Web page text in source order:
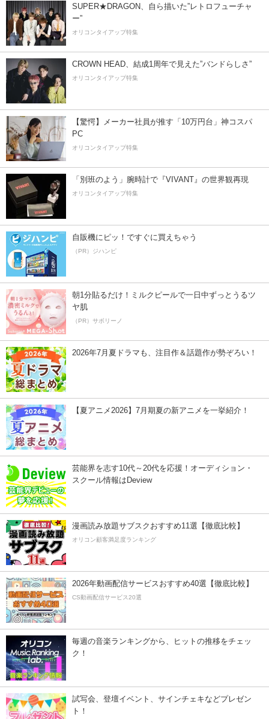
SUPER★DRAGON、自ら描いた”レトロフューチャ
ー”
オリコンタイアップ特集
CROWN HEAD、結成1周年で見えた”バンドらしさ”
オリコンタイアップ特集
【驚愕】メーカー社員が推す「10万円台」神コスパ
PC
オリコンタイアップ特集
「別班のよう」腕時計で『VIVANT』の世界観再現
オリコンタイアップ特集
自販機にピッ！ですぐに買えちゃう
（PR）ジハンピ
朝1分貼るだけ！ミルクピールで一日中ずっとうるツ
ヤ肌
（PR）サボリーノ
2026年7月夏ドラマも、注目作＆話題作が勢ぞろい！
【夏アニメ2026】7月期夏の新アニメを一挙紹介！
芸能界を志す10代～20代を応援！オーディション・
スクール情報はDeview
漫画読み放題サブスクおすすめ11選【徹底比較】
オリコン顧客満足度ランキング
2026年動画配信サービスおすすめ40選【徹底比較】
CS動画配信サービス20選
毎週の音楽ランキングから、ヒットの推移をチェッ
ク！
試写会、登壇イベント、サインチェキなどプレゼン
ト！